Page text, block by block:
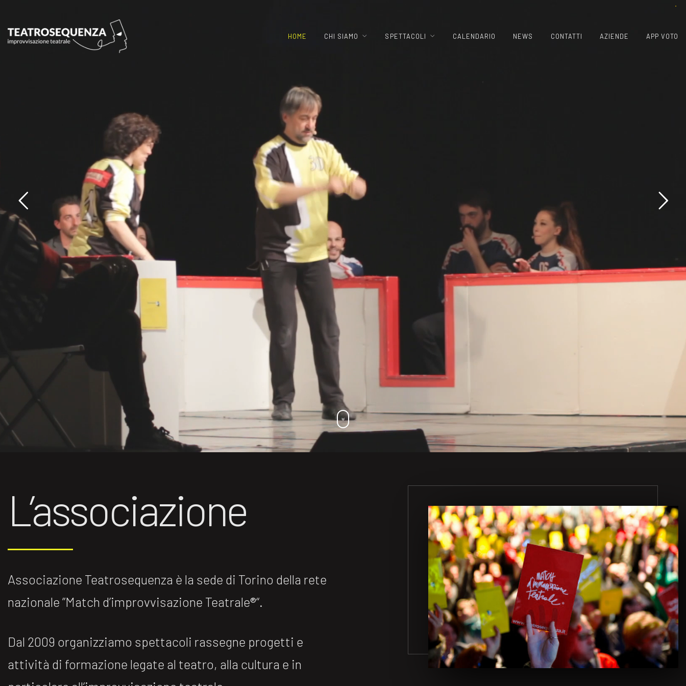
HOME CHI SIAMO SPETTACOLI CALENDARIO NEWS CONTATTI AZIENDE APP VOTO
L’associazione
Associazione Teatrosequenza è la sede di Torino della rete
nazionale ”Match d’improvvisazione Teatrale®️“.
Dal 2009 organizziamo spettacoli rassegne progetti e
attività di formazione legate al teatro, alla cultura e in